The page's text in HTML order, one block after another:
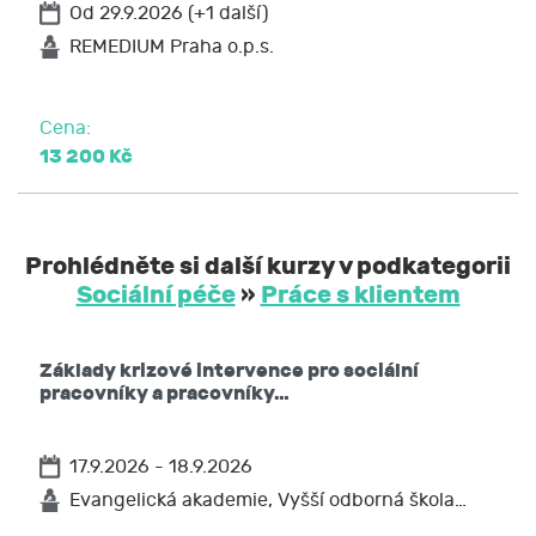
Od 29.9.2026 (+1 další)
REMEDIUM Praha o.p.s.
Cena:
13 200 Kč
Prohlédněte si další kurzy v podkategorii
Sociální péče» Práce s klientem
Základy krizové intervence pro sociální
pracovníky a pracovníky…
17.9.2026 - 18.9.2026
Evangelická akademie, Vyšší odborná škola…